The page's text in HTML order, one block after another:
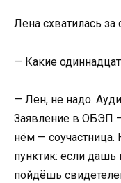
Лена схватилась за
— Какие
— Лен, не надо.
Заявление в ОБЭП
нём — соучастница.
пунктик: если дашь
пойдёшь